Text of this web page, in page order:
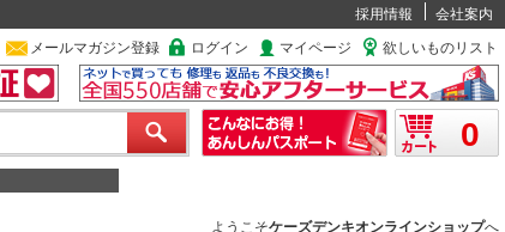
採用情報
会社案内
メールマガジン登録 ログイン マイページ 欲しいものリスト
0
ようこそケーズデンキオンラインショップへ